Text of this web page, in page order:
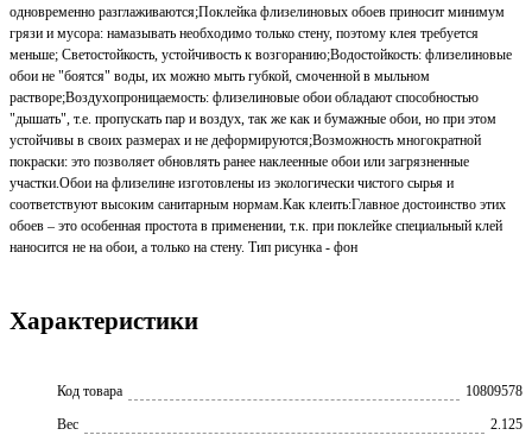
одновременно разглаживаются;Поклейка флизелиновых обоев приносит минимум
грязи и мусора: намазывать необходимо только стену, поэтому клея требуется
меньше; Светостойкость, устойчивость к возгоранию;Водостойкость: флизелиновые
обои не "боятся" воды, их можно мыть губкой, смоченной в мыльном
растворе;Воздухопроницаемость: флизелиновые обои обладают способностью
"дышать", т.е. пропускать пар и воздух, так же как и бумажные обои, но при этом
устойчивы в своих размерах и не деформируются;Возможность многократной
покраски: это позволяет обновлять ранее наклеенные обои или загрязненные
участки.Обои на флизелине изготовлены из экологически чистого сырья и
соответствуют высоким санитарным нормам.Как клеить:Главное достоинство этих
обоев – это особенная простота в применении, т.к. при поклейке специальный клей
наносится не на обои, а только на стену. Тип рисунка - фон
Характеристики
Код товара
10809578
Вес
2.125